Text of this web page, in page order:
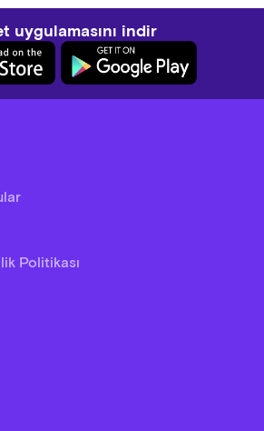
uygulamasını indir
Politikası